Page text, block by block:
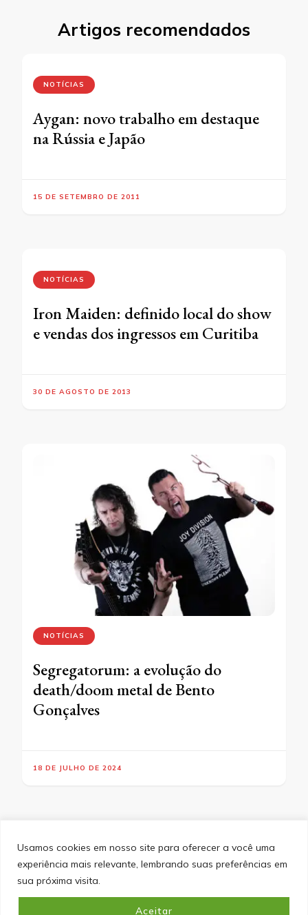
Usamos cookies em nosso site para oferecer a você uma
experiência mais relevante, lembrando suas preferências em
sua próxima visita.
Aceitar
Artigos recomendados
NOTÍCIAS
Aygan: novo trabalho em destaque
na Rússia e Japão
15 DE SETEMBRO DE 2011
NOTÍCIAS
Iron Maiden: definido local do show
e vendas dos ingressos em Curitiba
30 DE AGOSTO DE 2013
NOTÍCIAS
Segregatorum: a evolução do
death/doom metal de Bento
Gonçalves
18 DE JULHO DE 2024
&cópia; Direitos Autorais 2026Portal do Inferno
SITEMAP POLÍTICA DE PRIVACIDADE
EQUIPE